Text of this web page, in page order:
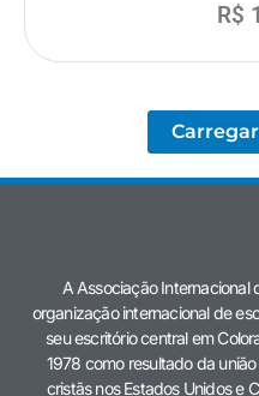
R$
A Associação Internacional
organização internacional de
seu escritório central em
1978 como resultado da
cristãs nos Estados Unidos e